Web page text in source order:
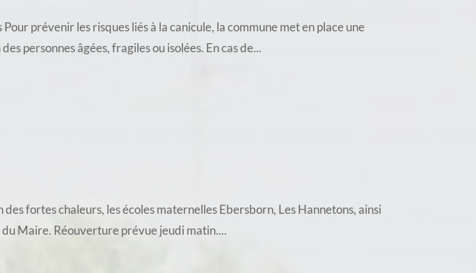
prévenir les risques liés à la canicule, la commune met en place une
personnes âgées, fragiles ou isolées. En cas de...
fortes chaleurs, les écoles maternelles Ebersborn, Les Hannetons, ainsi
Maire. Réouverture prévue jeudi matin....